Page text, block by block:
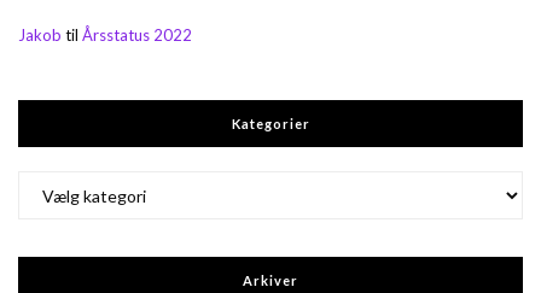
Jakob til Årsstatus 2022
Kategorier
Arkiver